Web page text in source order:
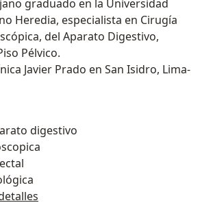
graduado en la Universidad
Heredia, especialista en Cirugía
del Aparato Digestivo,
Pélvico.
Javier Prado en San Isidro, Lima-
digestivo